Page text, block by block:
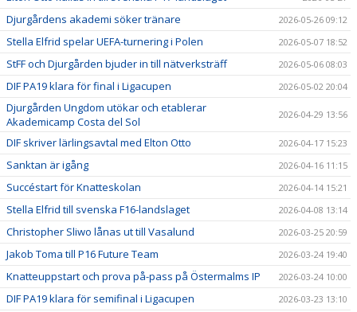
Djurgårdens akademi söker tränare 2026-05-26 09:12
Stella Elfrid spelar UEFA-turnering i Polen 2026-05-07 18:52
StFF och Djurgården bjuder in till nätverksträff 2026-05-06 08:03
DIF PA19 klara för final i Ligacupen 2026-05-02 20:04
Djurgården Ungdom utökar och etablerar
Akademicamp Costa del Sol
2026-04-29 13:56
DIF skriver lärlingsavtal med Elton Otto 2026-04-17 15:23
Sanktan är igång 2026-04-16 11:15
Succéstart för Knatteskolan 2026-04-14 15:21
Stella Elfrid till svenska F16-landslaget 2026-04-08 13:14
Christopher Sliwo lånas ut till Vasalund 2026-03-25 20:59
Jakob Toma till P16 Future Team 2026-03-24 19:40
Knatteuppstart och prova på-pass på Östermalms IP 2026-03-24 10:00
DIF PA19 klara för semifinal i Ligacupen 2026-03-23 13:10